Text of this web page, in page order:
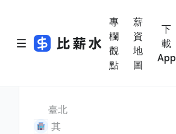
專
欄
觀
點
薪
資
地
圖
下
載
App
臺北
其